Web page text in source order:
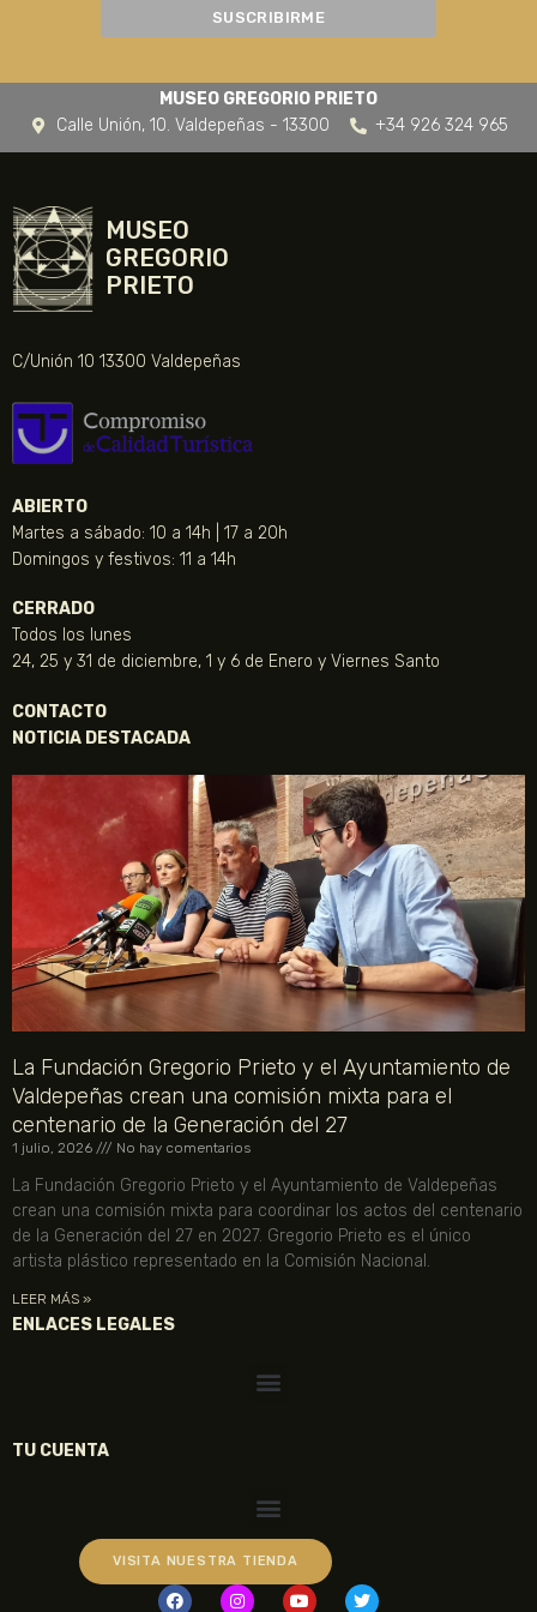
MUSEO GREGORIO PRIETO
Calle Unión, 10. Valdepeñas - 13300
+34 926 324 965
MUSEO
GREGORIO
PRIETO
C/Unión 10 13300 Valdepeñas
ABIERTO
Martes a sábado: 10 a 14h | 17 a 20h
Domingos y festivos: 11 a 14h
CERRADO
Todos los lunes
24, 25 y 31 de diciembre, 1 y 6 de Enero y Viernes Santo
CONTACTO
NOTICIA DESTACADA
La Fundación Gregorio Prieto y el Ayuntamiento de
Valdepeñas crean una comisión mixta para el
centenario de la Generación del 27
1 julio, 2026 No hay comentarios
La Fundación Gregorio Prieto y el Ayuntamiento de Valdepeñas
crean una comisión mixta para coordinar los actos del centenario
de la Generación del 27 en 2027. Gregorio Prieto es el único
artista plástico representado en la Comisión Nacional.
LEER MÁS »
ENLACES LEGALES
TU CUENTA
VISITA NUESTRA TIENDA